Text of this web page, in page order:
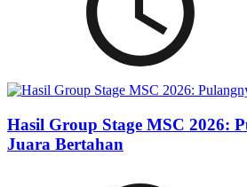
Hasil Group Stage MSC 2026:
Juara Bertahan